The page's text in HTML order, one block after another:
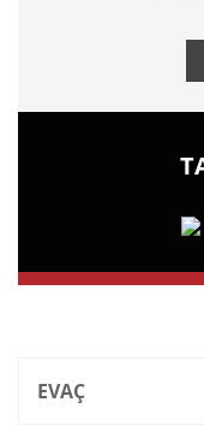
EVAÇ